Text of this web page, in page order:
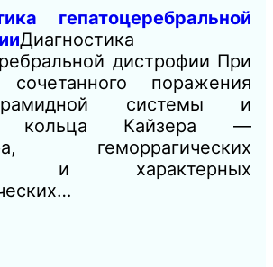
гепатоцеребральной
Диагностика
дистрофии При
сочетанного поражения
системы и
кольца Кайзера —
геморрагических
и характерных